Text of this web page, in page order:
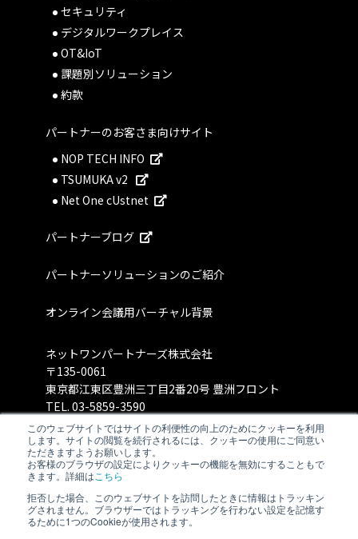
このウェブサイトではサイトの利便性の向上のためにクッキーを利用
します。サイトの閲覧を続行されるには、クッキーの使用にご同意い
ただきますようお願いします。
お客様のブラウザの設定によりクッキーの機能を無効にすることもで
きます。詳細は こちら
拒否した場合、このウェブサイトを訪問したときに情報はトラッキン
グされません。ブラウザーではトラッキングを行わない設定を記憶す
るために1つのCookieが使用されます。
セキュリティ
デジタルワークプレイス
OT&IoT
課題別ソリューション
約款
パートナーのお客さま向けサイト
NOP TECH INFO
TSUMUKA v2
Net One cUstnet
パートナーブログ
パートナーソリューションのご紹介
オンライン会議用バーチャル背景
ネットワンパートナーズ株式会社
〒135-0061
東京都江東区豊洲三丁目2番20号 豊洲フロント
TEL. 03-5859-3590